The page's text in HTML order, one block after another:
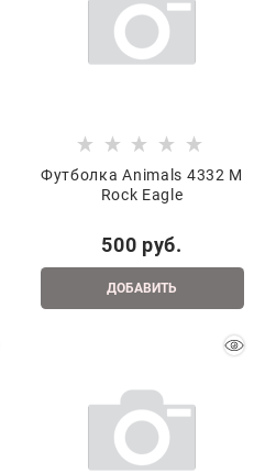
Футболка Animals 4332 M
Rock Eagle
500 руб.
ДОБАВИТЬ